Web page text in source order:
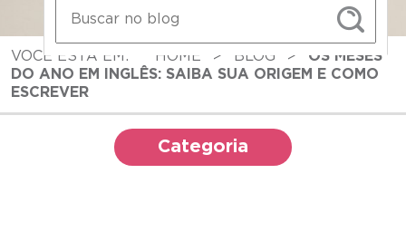
VOCÊ ESTÁ EM: HOME > BLOG >
OS MESES
DO ANO EM INGLÊS: SAIBA SUA ORIGEM E COMO
ESCREVER
Categoria